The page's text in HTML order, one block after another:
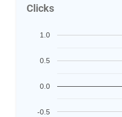
Clicks
-0.5
0.0
0.5
1.0